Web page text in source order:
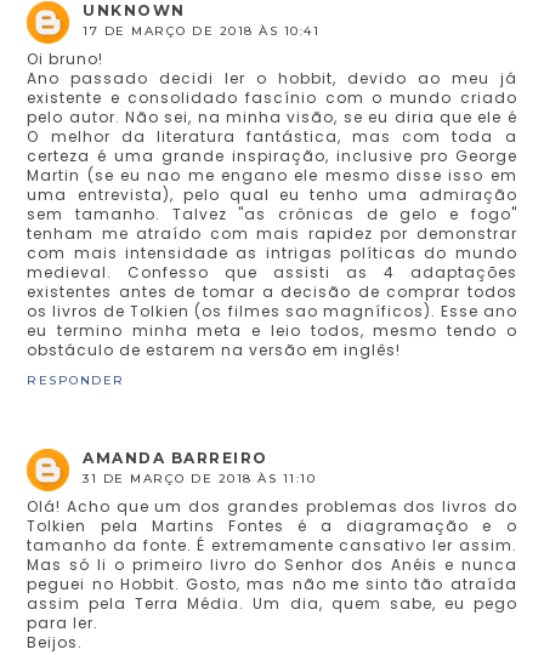
UNKNOWN
17 DE MARÇO DE 2018 ÀS 10:41
Oi bruno!
Ano passado decidi ler o hobbit, devido ao meu já
existente e consolidado fascínio com o mundo criado
pelo autor. Não sei, na minha visão, se eu diria que ele é
O melhor da literatura fantástica, mas com toda a
certeza é uma grande inspiração, inclusive pro George
Martin (se eu nao me engano ele mesmo disse isso em
uma entrevista), pelo qual eu tenho uma admiração
sem tamanho. Talvez "as crônicas de gelo e fogo"
tenham me atraído com mais rapidez por demonstrar
com mais intensidade as intrigas políticas do mundo
medieval. Confesso que assisti as 4 adaptações
existentes antes de tomar a decisão de comprar todos
os livros de Tolkien (os filmes sao magníficos). Esse ano
eu termino minha meta e leio todos, mesmo tendo o
obstáculo de estarem na versão em inglês!
RESPONDER
AMANDA BARREIRO
31 DE MARÇO DE 2018 ÀS 11:10
Olá! Acho que um dos grandes problemas dos livros do
Tolkien pela Martins Fontes é a diagramação e o
tamanho da fonte. É extremamente cansativo ler assim.
Mas só li o primeiro livro do Senhor dos Anéis e nunca
peguei no Hobbit. Gosto, mas não me sinto tão atraída
assim pela Terra Média. Um dia, quem sabe, eu pego
para ler.
Beijos.